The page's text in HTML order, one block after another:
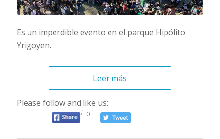
Es un imperdible evento en el parque Hipólito
Yrigoyen.
Leer más
Please follow and like us:
0